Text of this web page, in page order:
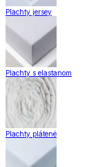
Plachty jersey
Plachty s elastanom
Plachty plátené